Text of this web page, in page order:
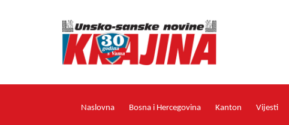
Naslovna Bosna i Hercegovina Kanton Vijesti